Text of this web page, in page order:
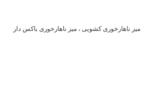
میز ناهارخوری کشویی ، میز ناهارخوری باکس دار